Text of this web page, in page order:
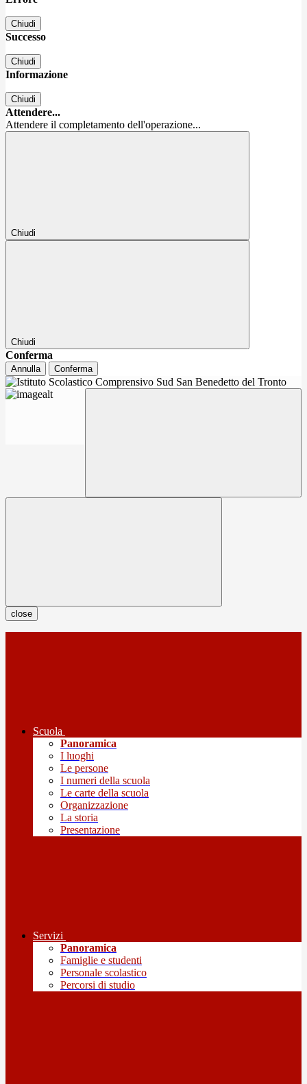
Chiudi
Successo
Chiudi
Informazione
Chiudi
Attendere...
Attendere il completamento dell'operazione...
Chiudi
Chiudi
Conferma
Annulla Conferma
close
Scuola
Panoramica
I luoghi
Le persone
I numeri della scuola
Le carte della scuola
Organizzazione
La storia
Presentazione
Servizi
Panoramica
Famiglie e studenti
Personale scolastico
Percorsi di studio